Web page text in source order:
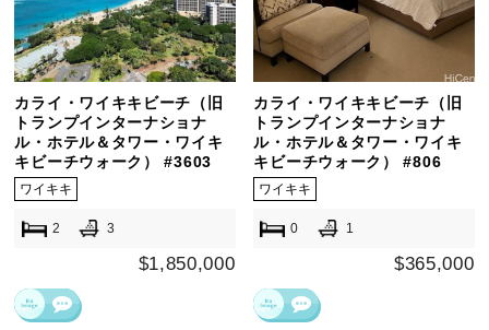
カライ・ワイキキビーチ（旧
トランプインターナショナ
ル・ホテル＆タワー・ワイキ
キビーチウォーク） #3603
ワイキキ
2 3
$1,850,000
カライ・ワイキキビーチ（旧
トランプインターナショナ
ル・ホテル＆タワー・ワイキ
キビーチウォーク） #806
ワイキキ
0 1
$365,000